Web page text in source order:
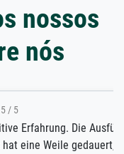
nossos
nós
Ausführung
die